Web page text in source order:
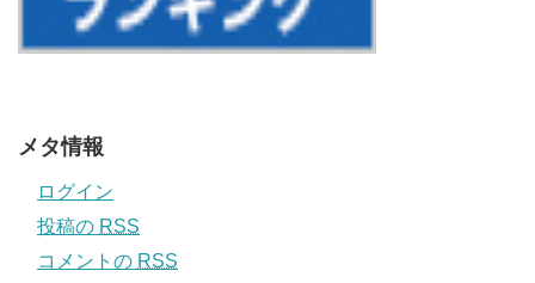
メタ情報
ログイン
投稿の RSS
コメントの RSS